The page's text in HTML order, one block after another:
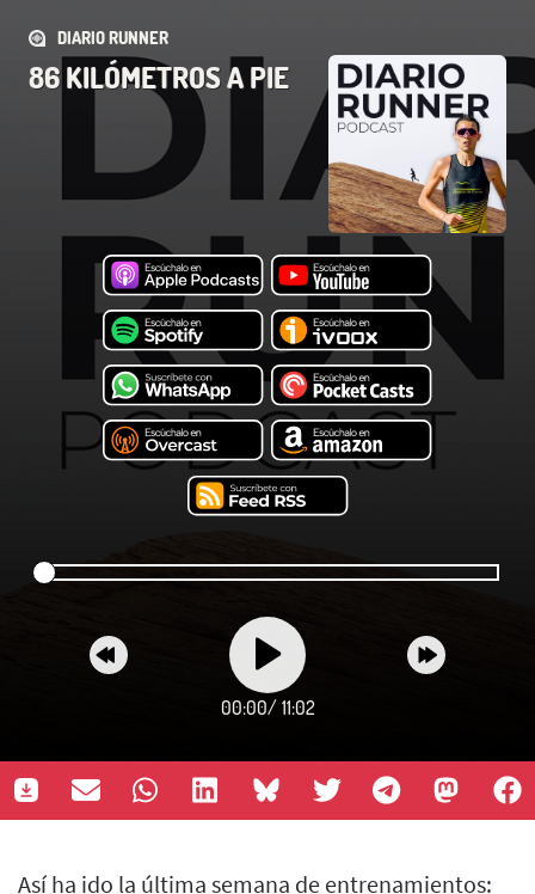
DIARIO RUNNER
86 KILÓMETROS A PIE
00:00/ 11:02
Así ha ido la última semana de entrenamientos: